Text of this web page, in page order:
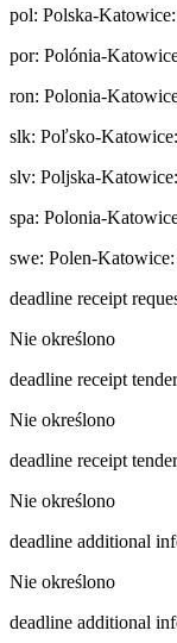
pol: Polska-
por: Polónia-
ron: Polonia-
slk: Poľsko-
slv: Poljska-
spa: Polonia-
swe: Polen-
deadline receipt
Nie określono
deadline receipt
Nie określono
deadline receipt
Nie określono
deadline additional
Nie określono
deadline additional